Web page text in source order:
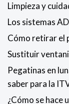
Limpieza y
Los sistemas
Cómo retirar el
Sustituir
Pegatinas en
saber para la
¿Cómo se hace